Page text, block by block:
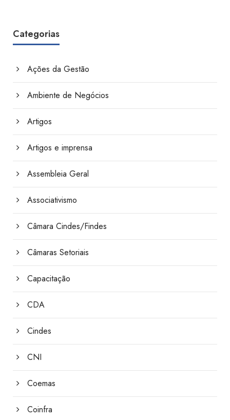
Categorias
Ações da Gestão
Ambiente de Negócios
Artigos
Artigos e imprensa
Assembleia Geral
Associativismo
Câmara Cindes/Findes
Câmaras Setoriais
Capacitação
CDA
Cindes
CNI
Coemas
Coinfra